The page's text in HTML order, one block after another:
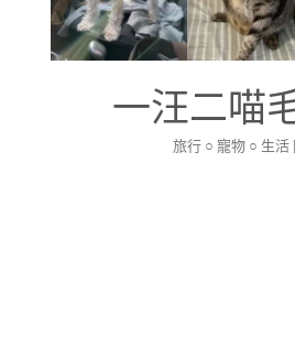
一汪二喵
旅行 ○ 寵物 ○ 生活